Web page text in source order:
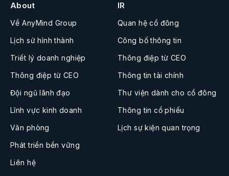
About
Về AnyMind Group
Lịch sử hình thành
Triết lý doanh nghiệp
Thông điệp từ CEO
Đội ngũ lãnh đạo
Lĩnh vực kinh doanh
Văn phòng
Phát triển bền vững
Liên hệ
IR
Quan hệ cổ đông
Công bố thông tin
Thông điệp từ CEO
Thông tin tài chính
Thư viện dành cho cổ đông
Thông tin cổ phiếu
Lịch sự kiện quan trọng